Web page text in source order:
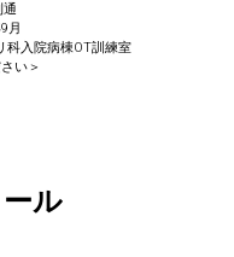
通
月
科入院病棟OT訓練室
い＞
ル